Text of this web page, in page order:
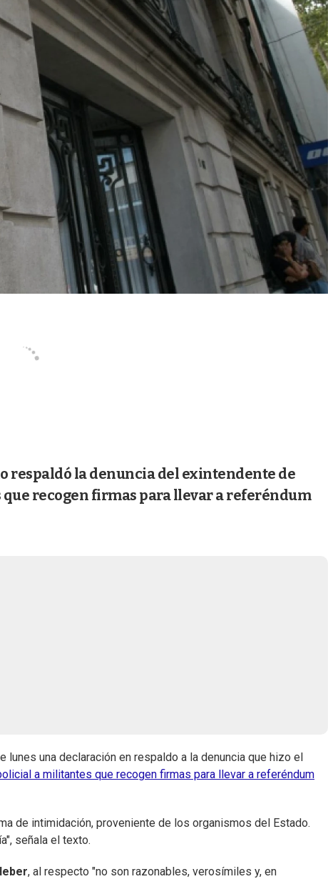
respaldó la denuncia del exintendente de
recogen firmas para llevar a referéndum
lunes una declaración en respaldo a la denuncia que hizo el
a militantes que recogen firmas para llevar a referéndum
de intimidación, proveniente de los organismos del Estado.
señala el texto.
, al respecto "no son razonables, verosímiles y, en